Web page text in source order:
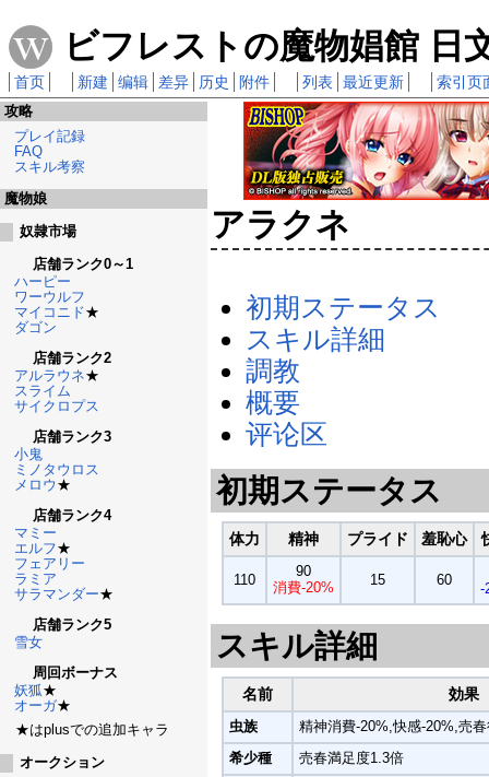
ビフレストの魔物娼館 日
首页 新建 编辑 差异 历史 附件 列表 最近更新 索引页
アラクネ
初期ステータス
スキル詳細
調教
概要
评论区
初期ステータス
体力 精神 プライド 羞恥心
110
90
消費-20%
15 60
-
スキル詳細
名前 効果
虫族
精神消費-20%,快感-20%,売
希少種
売春満足度1.3倍
攻略
プレイ記録
FAQ
スキル考察
魔物娘
奴隷市場
店舗ランク0～1
ハーピー
ワーウルフ
マイコニド★
ダゴン
店舗ランク2
アルラウネ★
スライム
サイクロプス
店舗ランク3
小鬼
ミノタウロス
メロウ ★
店舗ランク4
マミー
エルフ★
フェアリー
ラミア
サラマンダー★
店舗ランク5
雪女
周回ボーナス
妖狐★
オーガ★
★はplusでの追加キャラ
オークション